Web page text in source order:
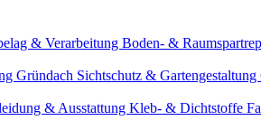
& Verarbeitung Boden- &
Gründach Sichtschutz & Gartengestaltung
& Ausstattung Kleb- & Dichtstoffe